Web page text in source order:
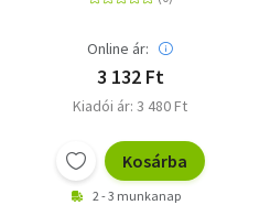
Online ár:
3 132 Ft
Kiadói ár: 3 480 Ft
Kosárba
2 - 3 munkanap